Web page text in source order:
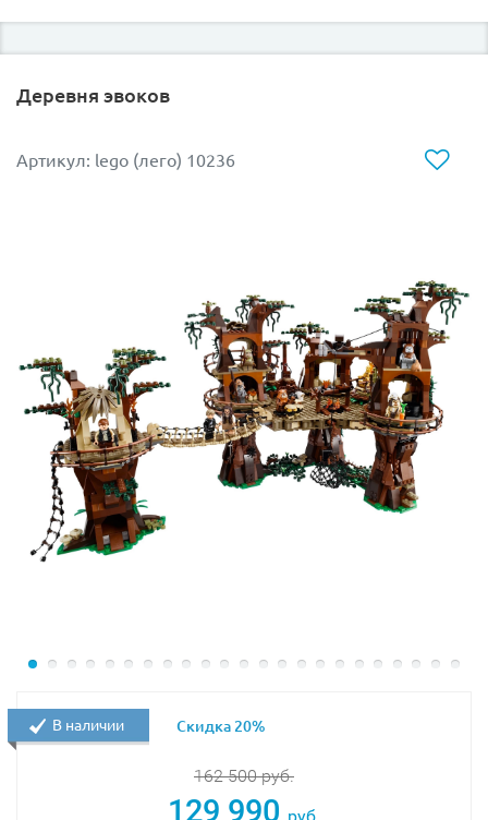
кабина, а на другом - три ионные пушки. Примерно в
расширяют боевые возможности корабля и придают
системе гироскопов и позволяет пилоту вести огонь в
разных плоскостях. Вооружение корабля
представлено не только множеством ионных пушек,
но и лазерной установкой, расположенной под
кабиной.
Основными задачами истребителя B-Wing были
противостояние большим Имперским кораблям и
защита меньших истребителей повстанцев. Из
деталей набора Вы сможете собрать точную копию
истребителя, а, благодаря информационному стенду,
Размер модели в собранном виде составляет
Деревня эвоков
Артикул: lego (лего) 10236
162 500руб.
129 990 руб.
В наличии Скидка 20%